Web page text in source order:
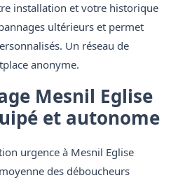
installation et votre historique
ultérieurs et permet
Un réseau de
anonyme.
Mesnil Eglise
et autonome
urgence à Mesnil Eglise
des déboucheurs